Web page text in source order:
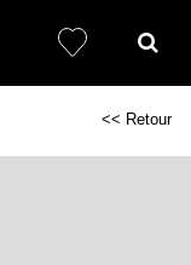
<< Retour